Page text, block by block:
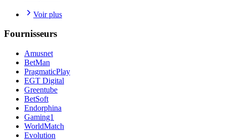
Voir plus
Fournisseurs
Amusnet
BetMan
PragmaticPlay
EGT Digital
Greentube
BetSoft
Endorphina
Gaming1
WorldMatch
Evolution